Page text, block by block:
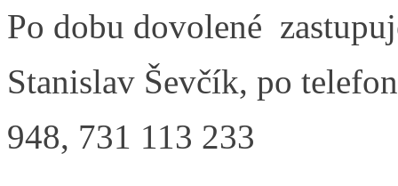
Po dobu dovolené
Stanislav Ševčík, po
948, 731 113 233